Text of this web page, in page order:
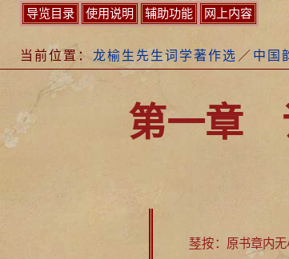
导览目录 使用说明 辅助功能 网上内容
当前位置： 龙榆生先生词学著作选 ／ 中国
第一章
琴按：原书章内